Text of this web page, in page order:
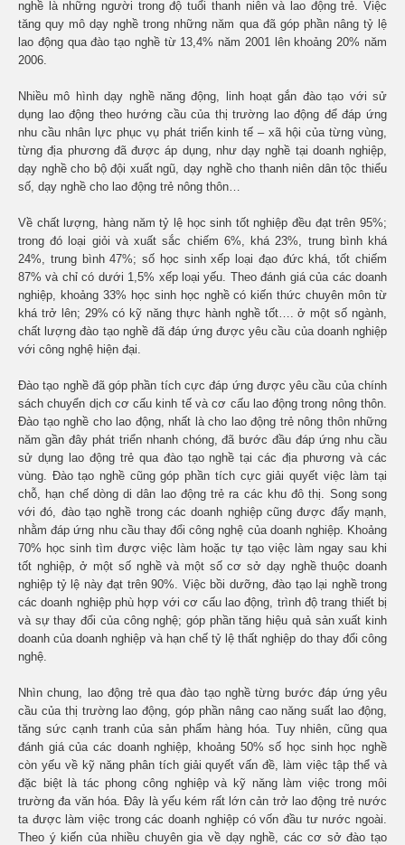
nghề là những người trong độ tuổi thanh niên và lao động trẻ. Việc
tăng quy mô dạy nghề trong những năm qua đã góp phần nâng tỷ lệ
lao động qua đào tạo nghề từ 13,4% năm 2001 lên khoảng 20% năm
2006.
Nhiều mô hình dạy nghề năng động, linh hoạt gắn đào tạo với sử
dụng lao động theo hướng cầu của thị trường lao động để đáp ứng
nhu cầu nhân lực phục vụ phát triển kinh tế – xã hội của từng vùng,
từng địa phương đã được áp dụng, như dạy nghề tại doanh nghiệp,
dạy nghề cho bộ đội xuất ngũ, dạy nghề cho thanh niên dân tộc thiểu
số, dạy nghề cho lao động trẻ nông thôn…
Về chất lượng, hàng năm tỷ lệ học sinh tốt nghiệp đều đạt trên 95%;
trong đó loại giỏi và xuất sắc chiếm 6%, khá 23%, trung bình khá
24%, trung bình 47%; số học sinh xếp loại đạo đức khá, tốt chiếm
87% và chỉ có dưới 1,5% xếp loại yếu. Theo đánh giá của các doanh
nghiệp, khoảng 33% học sinh học nghề có kiến thức chuyên môn từ
khá trở lên; 29% có kỹ năng thực hành nghề tốt…. ở một số ngành,
chất lượng đào tạo nghề đã đáp ứng được yêu cầu của doanh nghiệp
với công nghệ hiện đại.
Đào tạo nghề đã góp phần tích cực đáp ứng được yêu cầu của chính
sách chuyển dịch cơ cấu kinh tế và cơ cấu lao động trong nông thôn.
Đào tạo nghề cho lao động, nhất là cho lao động trẻ nông thôn những
năm gần đây phát triển nhanh chóng, đã bước đầu đáp ứng nhu cầu
sử dụng lao động trẻ qua đào tạo nghề tại các địa phương và các
vùng. Đào tạo nghề cũng góp phần tích cực giải quyết việc làm tại
chỗ, hạn chế dòng di dân lao động trẻ ra các khu đô thị. Song song
với đó, đào tạo nghề trong các doanh nghiệp cũng được đẩy mạnh,
nhằm đáp ứng nhu cầu thay đổi công nghệ của doanh nghiệp. Khoảng
70% học sinh tìm được việc làm hoặc tự tạo việc làm ngay sau khi
tốt nghiệp, ở một số nghề và một số cơ sở dạy nghề thuộc doanh
nghiệp tỷ lệ này đạt trên 90%. Việc bồi dưỡng, đào tạo lại nghề trong
các doanh nghiệp phù hợp với cơ cấu lao động, trình độ trang thiết bị
và sự thay đổi của công nghệ; góp phần tăng hiệu quả sản xuất kinh
doanh của doanh nghiệp và hạn chế tỷ lệ thất nghiệp do thay đổi công
nghệ.
Nhìn chung, lao động trẻ qua đào tạo nghề từng bước đáp ứng yêu
cầu của thị trường lao động, góp phần nâng cao năng suất lao động,
tăng sức cạnh tranh của sản phẩm hàng hóa. Tuy nhiên, cũng qua
đánh giá của các doanh nghiệp, khoảng 50% số học sinh học nghề
còn yếu về kỹ năng phân tích giải quyết vấn đề, làm việc tập thể và
đặc biệt là tác phong công nghiệp và kỹ năng làm việc trong môi
trường đa văn hóa. Đây là yếu kém rất lớn cản trở lao động trẻ nước
ta được làm việc trong các doanh nghiệp có vốn đầu tư nước ngoài.
Theo ý kiến của nhiều chuyên gia về dạy nghề, các cơ sở đào tạo